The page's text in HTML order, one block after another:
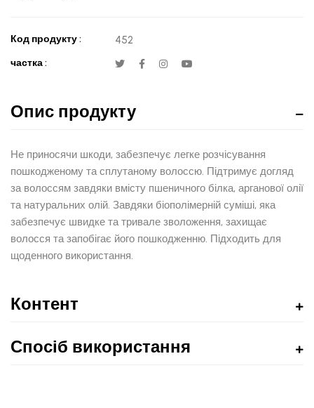
Код продукту : 452
частка :
Опис продукту
Не приносячи шкоди, забезпечує легке розчісування
пошкодженому та сплутаному волоссю. Підтримує догляд
за волоссям завдяки вмісту пшеничного білка, арганової олії
та натуральних олій. Завдяки біополімерній суміші, яка
забезпечує швидке та тривале зволоження, захищає
волосся та запобігає його пошкодженню. Підходить для
щоденного використання.
Контент
Спосіб використання